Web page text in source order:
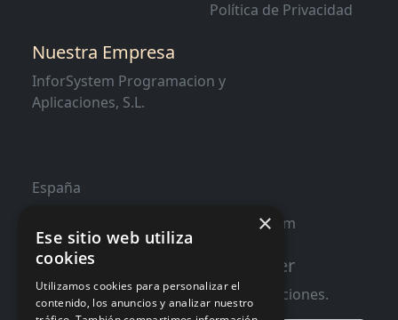
Política de Privacidad
Nuestra Empresa
InforSystem Programacion y
Aplicaciones, S.L.
España
contacto@distribucioninformatica.com
Suscribete a nuestro Newsletter
Te informaremos de ofertas y promociones.
×
Ese sitio web utiliza
cookies
Utilizamos cookies para personalizar el
contenido, los anuncios y analizar nuestro